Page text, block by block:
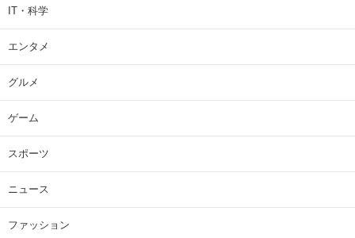
IT・科学
エンタメ
グルメ
ゲーム
スポーツ
ニュース
ファッション